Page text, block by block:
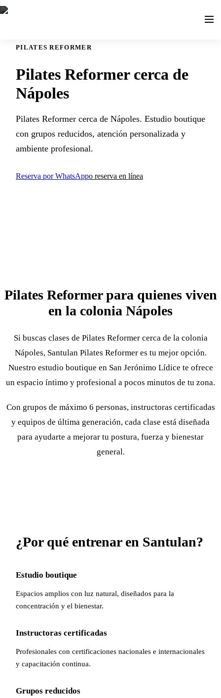
PILATES REFORMER
Pilates Reformer cerca de
Nápoles
Pilates Reformer cerca de Nápoles. Estudio boutique
con grupos reducidos, atención personalizada y
ambiente profesional.
Reserva por WhatsAppo reserva en línea
Pilates Reformer para quienes viven
en la colonia Nápoles
Si buscas clases de Pilates Reformer cerca de la colonia
Nápoles, Santulan Pilates Reformer es tu mejor opción.
Nuestro estudio boutique en San Jerónimo Lídice te ofrece
un espacio íntimo y profesional a pocos minutos de tu zona.
Con grupos de máximo 6 personas, instructoras certificadas
y equipos de última generación, cada clase está diseñada
para ayudarte a mejorar tu postura, fuerza y bienestar
general.
¿Por qué entrenar en Santulan?
Estudio boutique
Espacios amplios con luz natural, diseñados para la
concentración y el bienestar.
Instructoras certificadas
Profesionales con certificaciones nacionales e internacionales
y capacitación continua.
Grupos reducidos